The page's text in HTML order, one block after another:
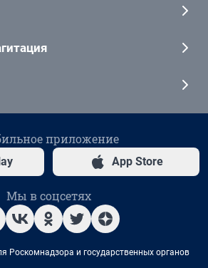
приложение
App Store
Мы в соцсетях
Роскомнадзора и государственных органов